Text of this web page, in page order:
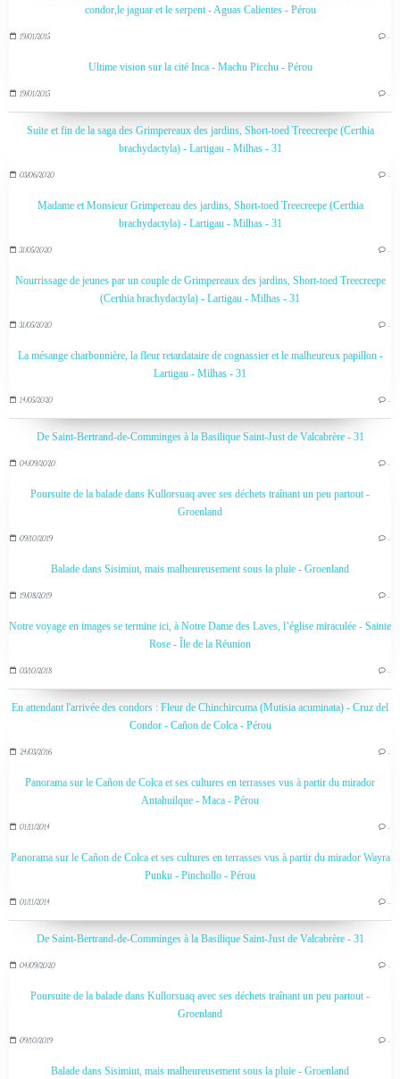
condor,le jaguar et le serpent - Aguas Calientes - Pérou
19/01/2015 …
Ultime vision sur la cité Inca - Machu Picchu - Pérou
19/01/2015 …
Suite et fin de la saga des Grimpereaux des jardins, Short-toed Treecreepe (Certhia
brachydactyla) - Lartigau - Milhas - 31
03/06/2020 …
Madame et Monsieur Grimpereau des jardins, Short-toed Treecreepe (Certhia
brachydactyla) - Lartigau - Milhas - 31
31/05/2020 …
Nourrissage de jeunes par un couple de Grimpereaux des jardins, Short-toed Treecreepe
(Certhia brachydactyla) - Lartigau - Milhas - 31
31/05/2020 …
La mésange charbonnière, la fleur retardataire de cognassier et le malheureux papillon -
Lartigau - Milhas - 31
14/05/2020 …
De Saint-Bertrand-de-Comminges à la Basilique Saint-Just de Valcabrère - 31
04/09/2020 …
Poursuite de la balade dans Kullorsuaq avec ses déchets traînant un peu partout -
Groenland
09/10/2019 …
Balade dans Sisimiut, mais malheureusement sous la pluie - Groenland
19/08/2019 …
Notre voyage en images se termine ici, à Notre Dame des Laves, l’église miraculée - Sainte
Rose - Île de la Réunion
03/10/2018 …
En attendant l'arrivée des condors : Fleur de Chinchircuma (Mutisia acuminata) - Cruz del
Condor - Cañon de Colca - Pérou
24/03/2016 …
Panorama sur le Cañon de Colca et ses cultures en terrasses vus à partir du mirador
Antahuilque - Maca - Pérou
01/11/2014 …
Panorama sur le Cañon de Colca et ses cultures en terrasses vus à partir du mirador Wayra
Punku - Pinchollo - Pérou
01/11/2014 …
De Saint-Bertrand-de-Comminges à la Basilique Saint-Just de Valcabrère - 31
04/09/2020 …
Poursuite de la balade dans Kullorsuaq avec ses déchets traînant un peu partout -
Groenland
09/10/2019 …
Balade dans Sisimiut, mais malheureusement sous la pluie - Groenland